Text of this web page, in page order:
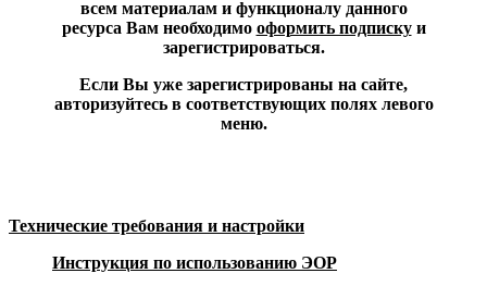
всем материалам и функционалу данного
ресурса Вам необходимо оформить подпискуи
зарегистрироваться.
Если Вы уже зарегистрированы на сайте,
авторизуйтесь в соответствующих полях левого
меню.
Технические требования и настройки
Инструкция по использованию ЭОР